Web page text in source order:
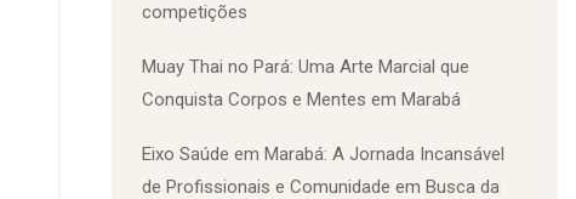
competições
Muay Thai no Pará: Uma Arte Marcial que
Conquista Corpos e Mentes em Marabá
Eixo Saúde em Marabá: A Jornada Incansável
de Profissionais e Comunidade em Busca da